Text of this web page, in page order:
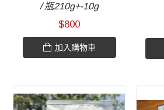
/ 瓶210g+-10g
$800
加入購物車